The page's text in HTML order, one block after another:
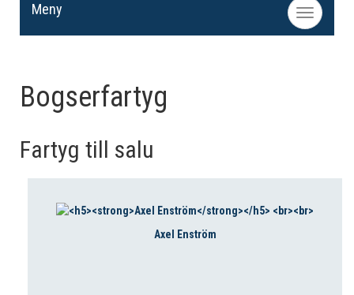
Toggle
navigation
Meny
Bogserfartyg
Fartyg till salu
Axel Enström